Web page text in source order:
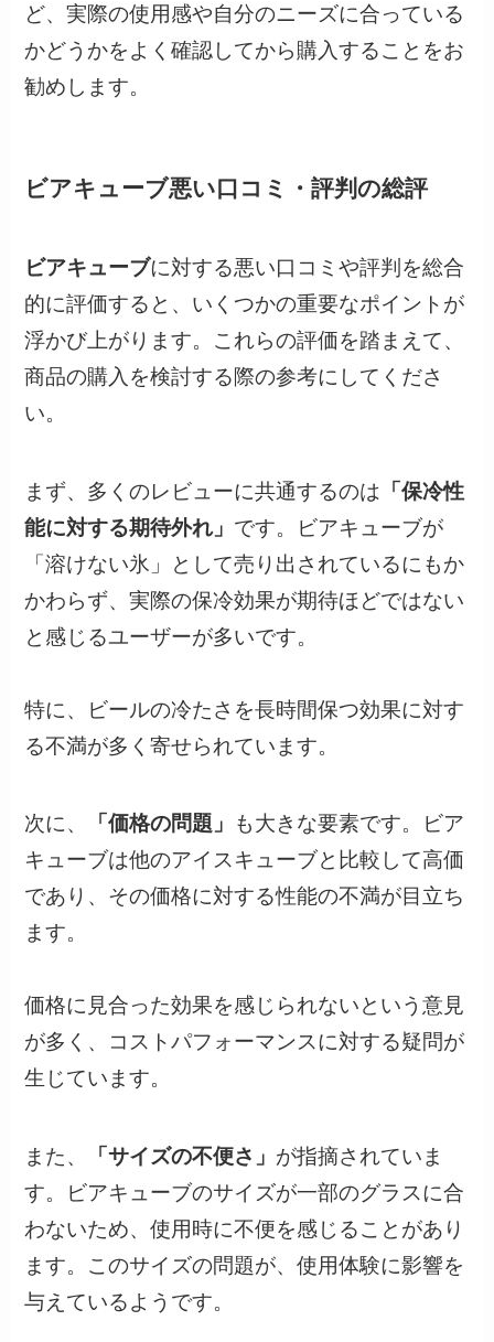
ど、実際の使用感や自分のニーズに合っている
かどうかをよく確認してから購入することをお
勧めします。
ビアキューブ悪い口コミ・評判の総評
ビアキューブに対する悪い口コミや評判を総合
的に評価すると、いくつかの重要なポイントが
浮かび上がります。これらの評価を踏まえて、
商品の購入を検討する際の参考にしてくださ
い。
まず、多くのレビューに共通するのは 「保冷性
能に対する期待外れ」 です。ビアキューブが
「溶けない氷」として売り出されているにもか
かわらず、実際の保冷効果が期待ほどではない
と感じるユーザーが多いです。
特に、ビールの冷たさを長時間保つ効果に対す
る不満が多く寄せられています。
次に、 「価格の問題」
も大きな要素です。ビア
キューブは他のアイスキューブと比較して高価
であり、その価格に対する性能の不満が目立ち
ます。
価格に見合った効果を感じられないという意見
が多く、コストパフォーマンスに対する疑問が
生じています。
また、 「サイズの不便さ」 が指摘されていま
す。ビアキューブのサイズが一部のグラスに合
わないため、使用時に不便を感じることがあり
ます。このサイズの問題が、使用体験に影響を
与えているようです。